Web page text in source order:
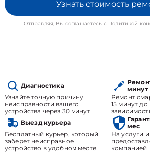
Узнать стоимость
Отправляя, Вы соглашаетесь с Политикой
Диагностика
Узнайте точную причину
неисправности вашего
устройства через 30 минут
минут
Ремонт
15 минут до
Выезд курьера
Бесплатный курьер, который
заберет неисправное
устройство в удобном месте.
мес
На услуги и
компанией